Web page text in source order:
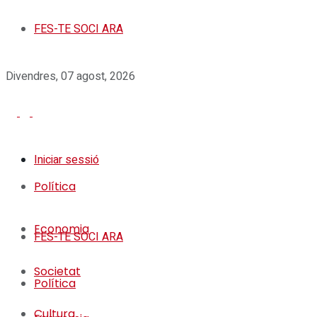
FES-TE SOCI ARA
Divendres, 07 agost, 2026
Iniciar sessió
Política
Economia
Societat
FES-TE SOCI ARA
Política